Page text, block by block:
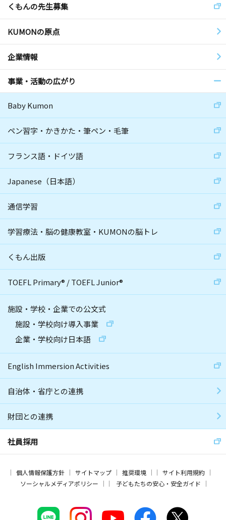
くもんの先生募集
KUMONの原点
企業情報
事業・活動の広がり
Baby Kumon
ペン習字・かきかた・筆ペン・毛筆
フランス語・ドイツ語
Japanese（日本語）
通信学習
学習療法・脳の健康教室・KUMONの脳トレ
くもん出版
TOEFL Primary® /TOEFL Junior®
施設・学校・企業での公文式
施設・学校向け導入事業
企業・学校向け日本語
English Immersion Activities
自治体・省庁との連携
財団との連携
社員採用
個人情報保護方針 サイトマップ 推奨環境
サイト利用規約
ソーシャルメディアポリシー
子どもたちの安心・安全ガイド